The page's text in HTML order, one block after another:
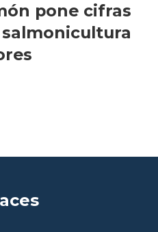
pone cifras